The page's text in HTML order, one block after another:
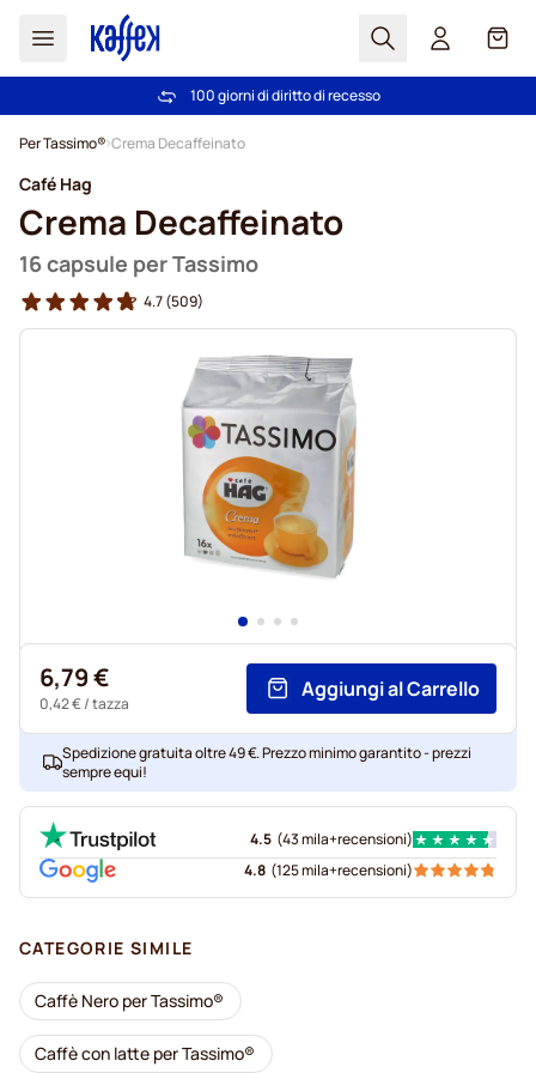
Search
Spedizione Gratuita oltre 49 €
100 giorni di diritto di recesso
Per Tassimo® Crema Decaffeinato
Café Hag
Crema Decaffeinato
16 capsule per Tassimo
4.7(509)
6,79 €
0,42 €/ tazza
Aggiungi al Carrello
Spedizione gratuita oltre 49 €. Prezzo minimo garantito - prezzi
sempre equi!
4.5 (43 mila+recensioni)
4.8 (125 mila+recensioni)
CATEGORIE SIMILE
Caffè Nero per Tassimo®
Caffè con latte per Tassimo®